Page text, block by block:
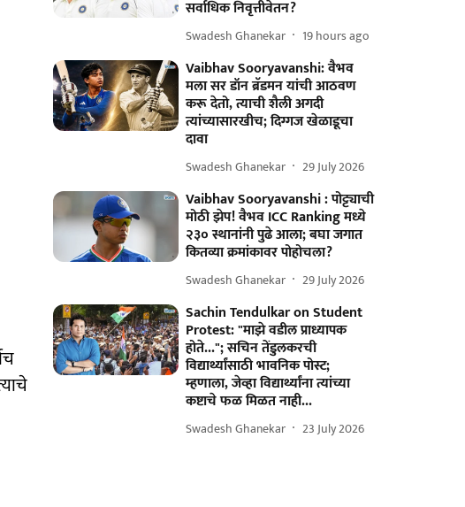
सर्वाधिक निवृत्तीवेतन?
Swadesh Ghanekar 19 hours ago
Vaibhav Sooryavanshi: वैभव
मला सर डॉन ब्रॅडमन यांची आठवण
करू देतो, त्याची शैली अगदी
त्यांच्यासारखीच; दिग्गज खेळाडूचा
दावा
Swadesh Ghanekar 29 July 2026
Vaibhav Sooryavanshi : पोट्ट्याची
मोठी झेप! वैभव ICC Ranking मध्ये
२३० स्थानांनी पुढे आला; बघा जगात
कितव्या क्रमांकावर पोहोचला?
Swadesh Ghanekar 29 July 2026
Sachin Tendulkar on Student
Protest: "माझे वडील प्राध्यापक
होते..."; सचिन तेंडुलकरची
विद्यार्थ्यांसाठी भावनिक पोस्ट;
म्हणाला, जेव्हा विद्यार्थ्यांना त्यांच्या
कष्टाचे फळ मिळत नाही...
Swadesh Ghanekar 23 July 2026